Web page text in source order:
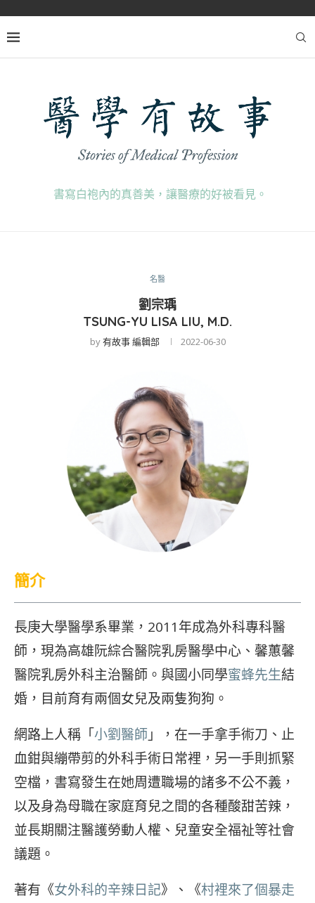
書寫白袍內的真善美，讓醫療的好被看見。
名醫
劉宗瑀
TSUNG-YU LISA LIU, M.D.
by有故事 編輯部 2022-06-30
簡介
長庚大學醫學系畢業，2011年成為外科專科醫
師，現為高雄阮綜合醫院乳房醫學中心、馨蕙馨
醫院乳房外科主治醫師。與國小同學蜜蜂先生結
婚，目前育有兩個女兒及兩隻狗狗。
網路上人稱「小劉醫師」，在一手拿手術刀、止
血鉗與繃帶剪的外科手術日常裡，另一手則抓緊
空檔，書寫發生在她周遭職場的諸多不公不義，
以及身為母職在家庭育兒之間的各種酸甜苦辣，
並長期關注醫護勞動人權、兒童安全福祉等社會
議題。
著有《女外科的辛辣日記》、《村裡來了個暴走